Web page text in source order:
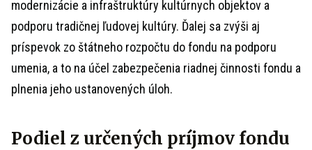
modernizácie a infraštruktúry kultúrnych objektov a
podporu tradičnej ľudovej kultúry. Ďalej sa zvýši aj
príspevok zo štátneho rozpočtu do fondu na podporu
umenia, a to na účel zabezpečenia riadnej činnosti fondu a
plnenia jeho ustanovených úloh.
Podiel z určených príjmov fondu